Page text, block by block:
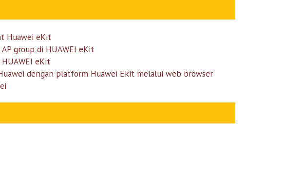
Huawei eKit
group di HUAWEI eKit
eKit
dengan platform Huawei Ekit melalui web browser